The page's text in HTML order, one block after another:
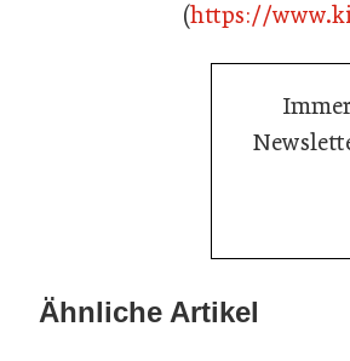
(https://
Ähnliche Artikel
War die Fußball-WM 2026 für Ihren